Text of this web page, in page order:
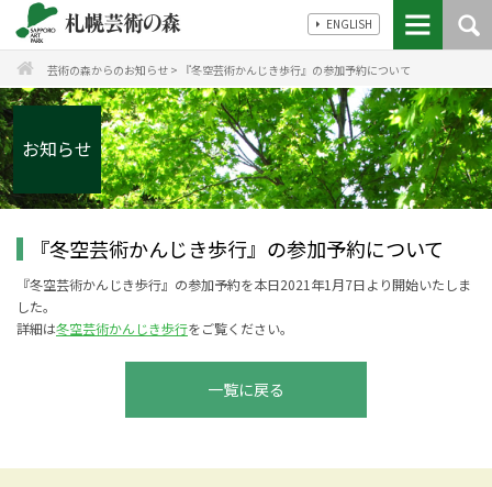
ENGLISH
芸術の森からのお知らせ > 『冬空芸術かんじき歩行』の参加予約について
お知らせ
『冬空芸術かんじき歩行』の参加予約について
『冬空芸術かんじき歩行』の参加予約を本日2021年1月7日より開始いたしま
した。
詳細は冬空芸術かんじき歩行をご覧ください。
一覧に戻る